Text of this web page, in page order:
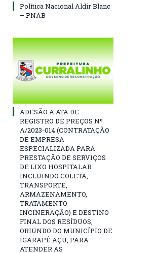
Política Nacional Aldir Blanc
– PNAB
ADESÃO A ATA DE
REGISTRO DE PREÇOS Nº
A/2023-014 (CONTRATAÇÃO
DE EMPRESA
ESPECIALIZADA PARA
PRESTAÇÃO DE SERVIÇOS
DE LIXO HOSPITALAR
INCLUINDO COLETA,
TRANSPORTE,
ARMAZENAMENTO,
TRATAMENTO
INCINERAÇÃO) E DESTINO
FINAL DOS RESÍDUOS,
ORIUNDO DO MUNICÍPIO DE
IGARAPÉ AÇU, PARA
ATENDER AS